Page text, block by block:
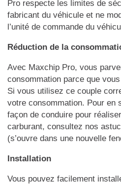
Pro respecte les limites de
fabricant du véhicule et ne
l’unité de commande du
Réduction de la
Avec Maxchip Pro, vous
consommation parce que vous
Si vous utilisez ce couple
votre consommation. Pour en
façon de conduire pour
carburant, consultez nos
(s’ouvre dans une nouvelle
Installation
Vous pouvez facilement